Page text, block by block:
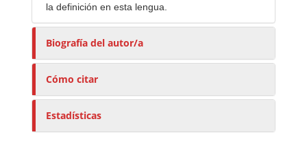
la definición en esta lengua.
Biografía del autor/a
Cómo citar
Estadísticas